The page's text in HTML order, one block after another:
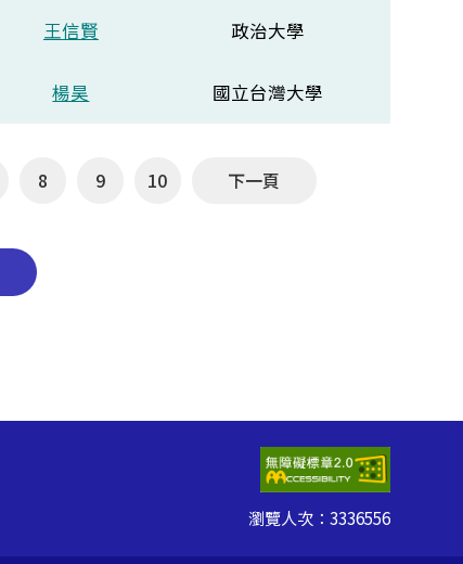
王信賢 政治大學
楊昊 國立台灣大學
8 9 10 下一頁
瀏覽人次： 3336556